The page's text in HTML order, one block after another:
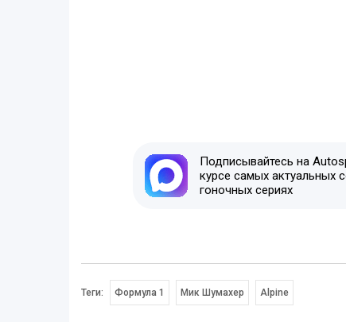
Подписывайтесь на
курсе самых актуальных
гоночных сериях
Теги: Формула 1 Мик Шумахер Alpine